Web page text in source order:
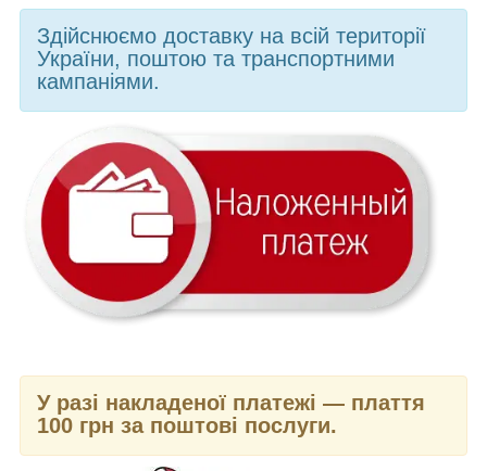
Здійснюємо доставку на всій території
України, поштою та транспортними
кампаніями.
У разі накладеної платежі — плаття
100 грн за поштові послуги.